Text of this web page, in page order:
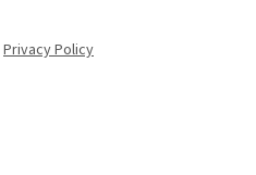
Privacy Policy